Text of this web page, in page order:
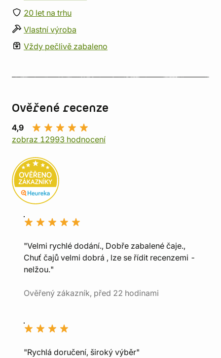
20 let na trhu
Vlastní výroba
Vždy pečlivě zabaleno
Ověřené recenze
4,9
zobraz 12993 hodnocení
"Velmi rychlé dodání., Dobře zabalené čaje.,
Chuť čajů velmi dobrá , lze se řídit recenzemi -
nelžou."
Ověřený zákazník, před 22 hodinami
"Rychlá doručení, široký výběr"